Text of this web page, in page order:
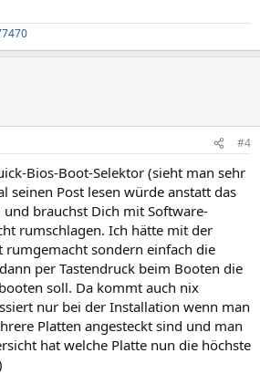
#4
Bios-Boot-Selektor (sieht man sehr
seinen Post lesen würde anstatt das
brauchst Dich mit Software-
rumschlagen. Ich hätte mit der
rumgemacht sondern einfach die
per Tastendruck beim Booten die
soll. Da kommt auch nix
nur bei der Installation wenn man
Platten angesteckt sind und man
hat welche Platte nun die höchste